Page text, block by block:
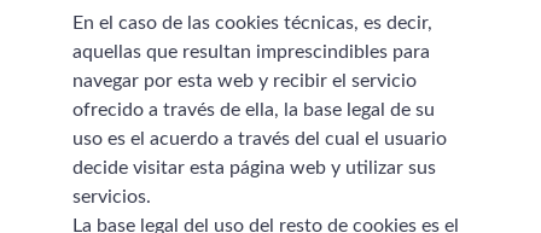
En el caso de las cookies técnicas, es decir,
aquellas que resultan imprescindibles para
navegar por esta web y recibir el servicio
ofrecido a través de ella, la base legal de su
uso es el acuerdo a través del cual el usuario
decide visitar esta página web y utilizar sus
servicios.
La base legal del uso del resto de cookies es el